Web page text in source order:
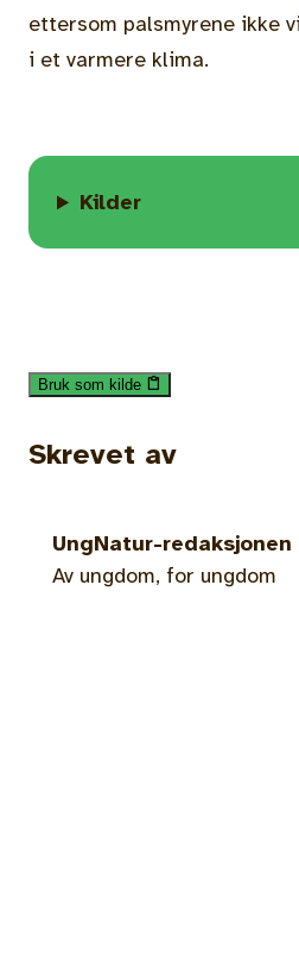
ettersom palsmyrene ikke
i et varmere klima.
Kilder
Bruk som kilde
Skrevet av
UngNatur-redaksjonen
Av ungdom, for ungdom